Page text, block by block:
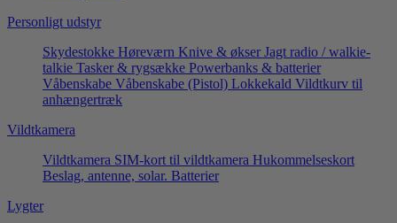
Personligt udstyr
Skydestokke Høreværn Knive & økser Jagt radio / walkie-
talkie Tasker & rygsække Powerbanks & batterier
Våbenskabe Våbenskabe (Pistol) Lokkekald Vildtkurv til
anhængertræk
Vildtkamera
Vildtkamera SIM-kort til vildtkamera Hukommelseskort
Beslag, antenne, solar. Batterier
Lygter